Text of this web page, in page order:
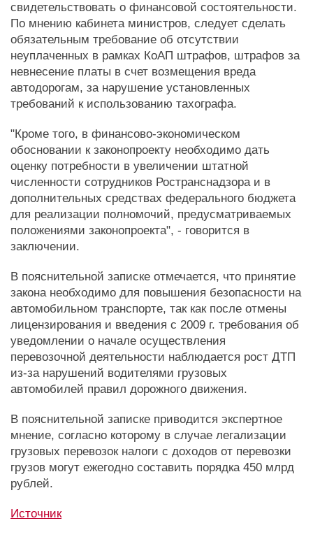
свидетельствовать о финансовой состоятельности.
По мнению кабинета министров, следует сделать
обязательным требование об отсутствии
неуплаченных в рамках КоАП штрафов, штрафов за
невнесение платы в счет возмещения вреда
автодорогам, за нарушение установленных
требований к использованию тахографа.
"Кроме того, в финансово-экономическом
обосновании к законопроекту необходимо дать
оценку потребности в увеличении штатной
численности сотрудников Ространснадзора и в
дополнительных средствах федерального бюджета
для реализации полномочий, предусматриваемых
положениями законопроекта", - говорится в
заключении.
В пояснительной записке отмечается, что принятие
закона необходимо для повышения безопасности на
автомобильном транспорте, так как после отмены
лицензирования и введения с 2009 г. требования об
уведомлении о начале осуществления
перевозочной деятельности наблюдается рост ДТП
из-за нарушений водителями грузовых
автомобилей правил дорожного движения.
В пояснительной записке приводится экспертное
мнение, согласно которому в случае легализации
грузовых перевозок налоги с доходов от перевозки
грузов могут ежегодно составить порядка 450 млрд
рублей.
Источник